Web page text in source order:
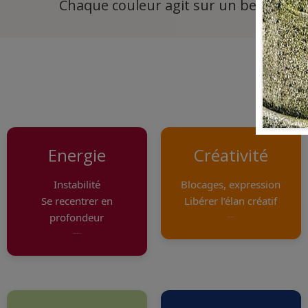
Chaque couleur agit sur un besoin
Energie
Instabilité
Se recentrer en
profondeur
Créativité
Blocages, expression
Libérer l’élan créatif